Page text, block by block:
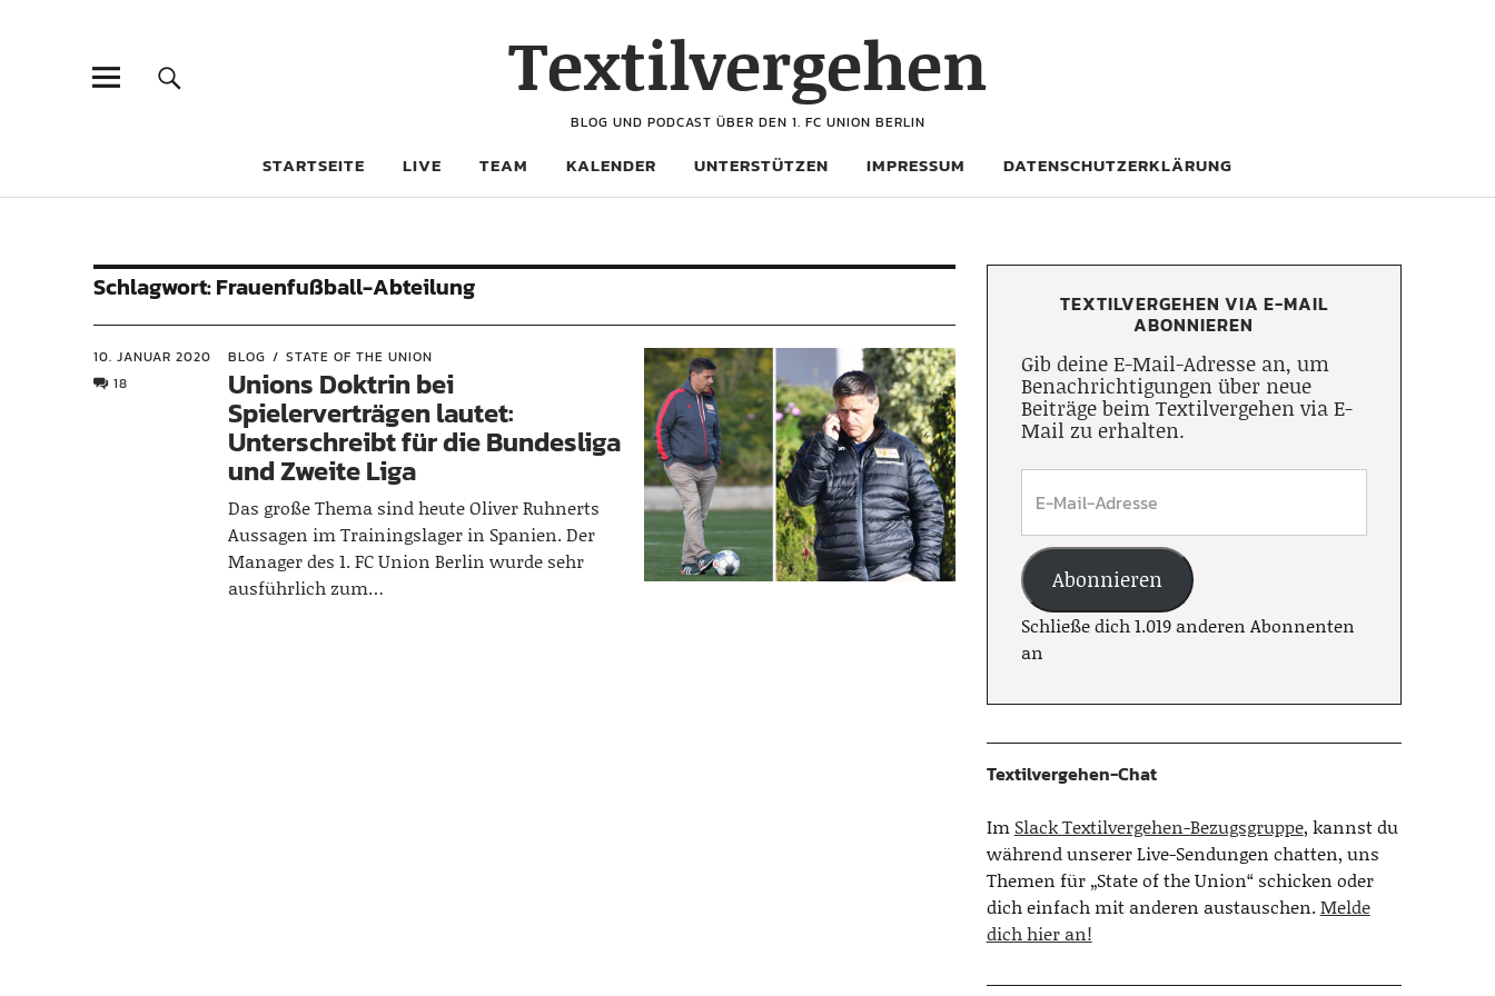
Textilvergehen
BLOG UND PODCAST ÜBER DEN 1. FC UNION BERLIN
STARTSEITE LIVE TEAM KALENDER UNTERSTÜTZEN IMPRESSUM DATENSCHUTZERKLÄRUNG
Schlagwort:Frauenfußball-Abteilung
10. JANUAR 2020
18
BLOG STATE OF THE UNION
Unions Doktrin bei
Spielerverträgen lautet:
Unterschreibt für die Bundesliga
und Zweite Liga
Das große Thema sind heute Oliver Ruhnerts
Aussagen im Trainingslager in Spanien. Der
Manager des 1. FC Union Berlin wurde sehr
ausführlich zum…
TEXTILVERGEHEN VIA E-MAIL
ABONNIEREN
Gib deine E-Mail-Adresse an, um
Benachrichtigungen über neue
Beiträge beim Textilvergehen via E-
Mail zu erhalten.
Abonnieren
Schließe dich 1.019 anderen Abonnenten
an
Textilvergehen-Chat
Im Slack Textilvergehen-Bezugsgruppe, kannst du
während unserer Live-Sendungen chatten, uns
Themen für „State of the Union“ schicken oder
dich einfach mit anderen austauschen.Melde
dich hier an!